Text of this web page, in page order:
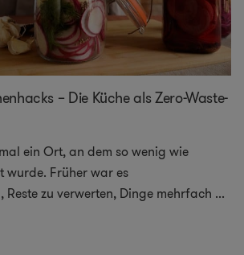
– Die Küche als Zero-Waste-
ein Ort, an dem so wenig wie
wurde. Früher war es
zu verwerten, Dinge mehrfach ...